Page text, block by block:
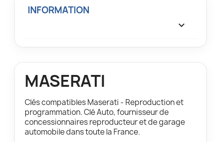
INFORMATION

MASERATI
Clés compatibles Maserati - Reproduction et
programmation. Clé Auto, fournisseur de
concessionnaires reproducteur et de garage
automobile dans toute la France.